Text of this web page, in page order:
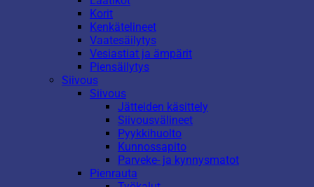
Korit
Kenkätelineet
Vaatesäilytys
Vesiastiat ja ämpärit
Piensäilytys
Siivous
Siivous
Jätteiden käsittely
Siivousvälineet
Pyykkihuolto
Kunnossapito
Parveke- ja kynnysmatot
Pienrauta